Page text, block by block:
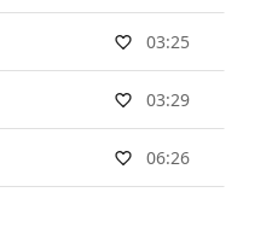
03:25
03:29
06:26